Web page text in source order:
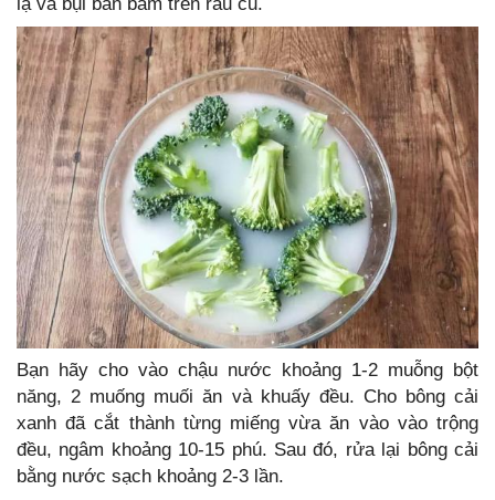
Bạn hãy cho vào chậu nước khoảng 1-2 muỗng bột
năng, 2 muống muối ăn và khuấy đều. Cho bông cải
xanh đã cắt thành từng miếng vừa ăn vào vào trộng
đều, ngâm khoảng 10-15 phú. Sau đó, rửa lại bông cải
bằng nước sạch khoảng 2-3 lần.